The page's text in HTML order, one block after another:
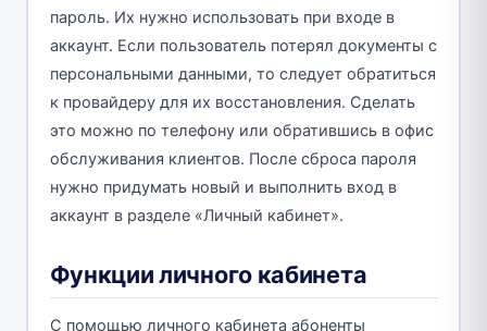
пароль. Их нужно использовать при входе в
аккаунт. Если пользователь потерял документы с
персональными данными, то следует обратиться
к провайдеру для их восстановления. Сделать
это можно по телефону или обратившись в офис
обслуживания клиентов. После сброса пароля
нужно придумать новый и выполнить вход в
аккаунт в разделе «Личный кабинет».
Функции личного кабинета
С помощью личного кабинета абоненты